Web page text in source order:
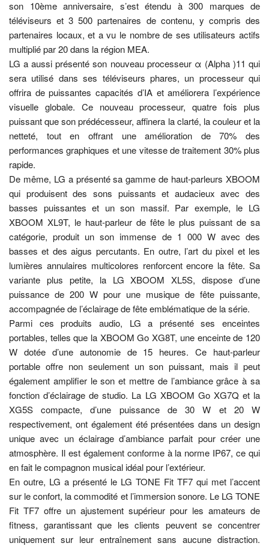
son 10ème anniversaire, s’est étendu à 300 marques de
téléviseurs et 3 500 partenaires de contenu, y compris des
partenaires locaux, et a vu le nombre de ses utilisateurs actifs
multiplié par 20 dans la région MEA.
LG a aussi présenté son nouveau processeur α (Alpha )11 qui
sera utilisé dans ses téléviseurs phares, un processeur qui
offrira de puissantes capacités d’IA et améliorera l’expérience
visuelle globale. Ce nouveau processeur, quatre fois plus
puissant que son prédécesseur, affinera la clarté, la couleur et la
netteté, tout en offrant une amélioration de 70% des
performances graphiques et une vitesse de traitement 30% plus
rapide.
De même, LG a présenté sa gamme de haut-parleurs XBOOM
qui produisent des sons puissants et audacieux avec des
basses puissantes et un son massif. Par exemple, le LG
XBOOM XL9T, le haut-parleur de fête le plus puissant de sa
catégorie, produit un son immense de 1 000 W avec des
basses et des aigus percutants. En outre, l’art du pixel et les
lumières annulaires multicolores renforcent encore la fête. Sa
variante plus petite, la LG XBOOM XL5S, dispose d’une
puissance de 200 W pour une musique de fête puissante,
accompagnée de l’éclairage de fête emblématique de la série.
Parmi ces produits audio, LG a présenté ses enceintes
portables, telles que la XBOOM Go XG8T, une enceinte de 120
W dotée d’une autonomie de 15 heures. Ce haut-parleur
portable offre non seulement un son puissant, mais il peut
également amplifier le son et mettre de l’ambiance grâce à sa
fonction d’éclairage de studio. La LG XBOOM Go XG7Q et la
XG5S compacte, d’une puissance de 30 W et 20 W
respectivement, ont également été présentées dans un design
unique avec un éclairage d’ambiance parfait pour créer une
atmosphère. Il est également conforme à la norme IP67, ce qui
en fait le compagnon musical idéal pour l’extérieur.
En outre, LG a présenté le LG TONE Fit TF7 qui met l’accent
sur le confort, la commodité et l’immersion sonore. Le LG TONE
Fit TF7 offre un ajustement supérieur pour les amateurs de
fitness, garantissant que les clients peuvent se concentrer
uniquement sur leur entraînement sans aucune distraction.